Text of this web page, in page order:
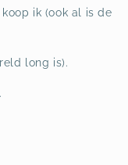
ik (ook al is de
long is).